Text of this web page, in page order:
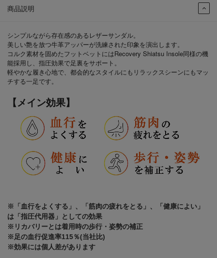
商品説明
シンプルながら存在感のあるレザーサンダル。
美しい艶を放つ牛革アッパーが洗練された印象を演出します。
コルク素材を固めたフットベットにはRecovery Shiatsu Insole同様の機
能採用し、指圧効果で足裏をサポート。
軽やかな履き心地で、都会的なスタイルにもリラックスシーンにもマッ
チする一足です。
【メイン効果】
※「血行をよくする」、「筋肉の疲れをとる」、「健康によい」
は「指圧代用器」としての効果
※リカバリーとは着用時の歩行・姿勢の補正
※足の血行促進率115％(当社比)
※効果には個人差があります